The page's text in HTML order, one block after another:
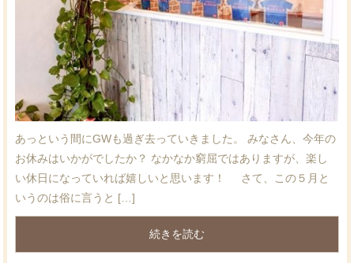
あっという間にGWも過ぎ去っていきました。 みなさん、今年の
お休みはいかがでしたか？ なかなか窮屈ではありますが、楽し
い休日になっていれば嬉しいと思います！ さて、この５月と
いうのは俗に言うと […]
続きを読む